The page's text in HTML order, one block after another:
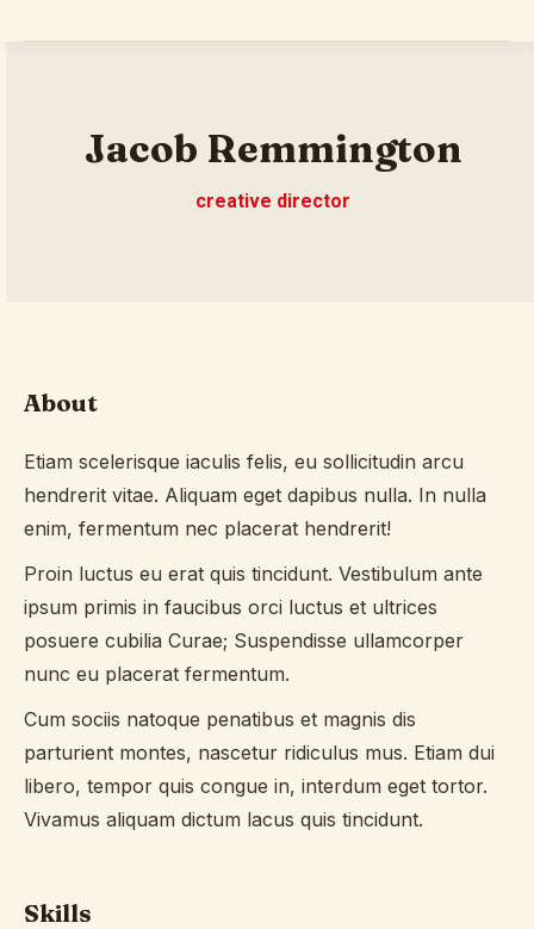
Jacob Remmington
creative director
About
Etiam scelerisque iaculis felis, eu sollicitudin arcu
hendrerit vitae. Aliquam eget dapibus nulla. In nulla
enim, fermentum nec placerat hendrerit!
Proin luctus eu erat quis tincidunt. Vestibulum ante
ipsum primis in faucibus orci luctus et ultrices
posuere cubilia Curae; Suspendisse ullamcorper
nunc eu placerat fermentum.
Cum sociis natoque penatibus et magnis dis
parturient montes, nascetur ridiculus mus. Etiam dui
libero, tempor quis congue in, interdum eget tortor.
Vivamus aliquam dictum lacus quis tincidunt.
Skills